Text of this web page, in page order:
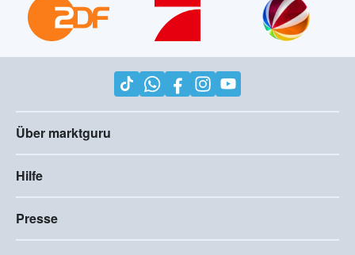
Über marktguru
Hilfe
Presse